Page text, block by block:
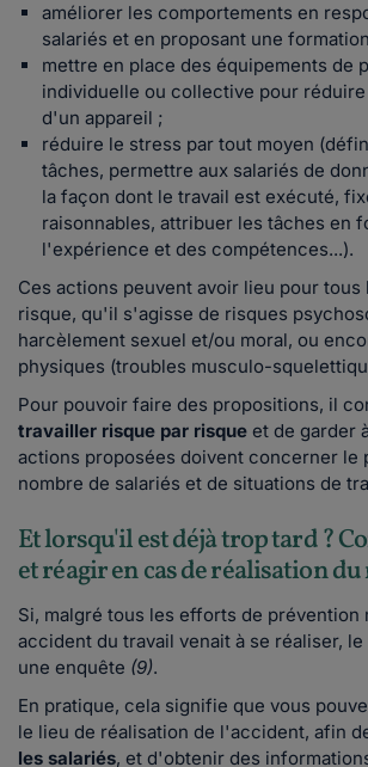
améliorer les comportements en
salariés et en proposant une
mettre en place des équipements de
individuelle ou collective pour
d'un appareil ;
réduire le stress par tout moyen
tâches, permettre aux salariés de
la façon dont le travail est exécuté,
raisonnables, attribuer les tâches en
l'expérience et des compétences...).
Ces actions peuvent avoir lieu pour tous
risque, qu'il s'agisse de risques
harcèlement sexuel et/ou moral, ou
physiques (troubles musculo-
Pour pouvoir faire des propositions, il
travailler risque par risque et de garder
actions proposées doivent concerner le
nombre de salariés et de situations de
Et lorsqu'il est déjà trop tard ?
et réagir en cas de réalisation du
Si, malgré tous les efforts de prévention
accident du travail venait à se réaliser,
une enquête (9).
En pratique, cela signifie que vous
le lieu de réalisation de l'accident, afin
les salariés, et d'obtenir des